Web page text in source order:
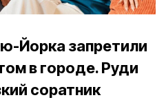
Йорка запретили
в городе. Руди
соратник